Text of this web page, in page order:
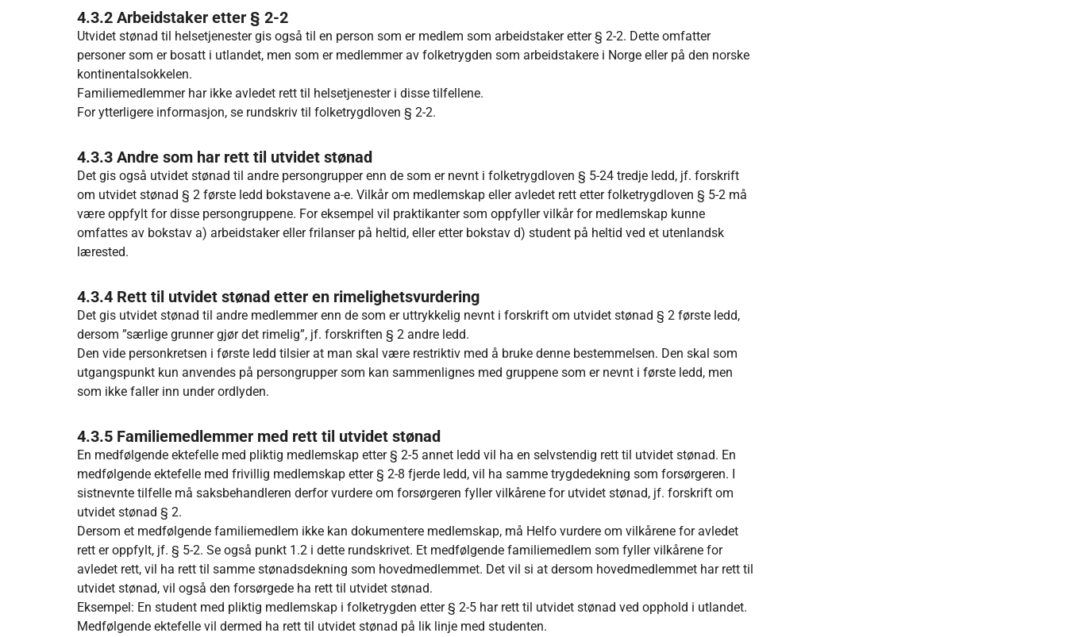
4.3.2 Arbeidstaker etter § 2-2
Utvidet stønad til helsetjenester gis også til en person som er medlem som arbeidstaker etter § 2-2. Dette omfatter
personer som er bosatt i utlandet, men som er medlemmer av folketrygden som arbeidstakere i Norge eller på den norske
kontinentalsokkelen.
Familiemedlemmer har ikke avledet rett til helsetjenester i disse tilfellene.
For ytterligere informasjon, se rundskriv til folketrygdloven § 2-2.
4.3.3 Andre som har rett til utvidet stønad
Det gis også utvidet stønad til andre persongrupper enn de som er nevnt i folketrygdloven § 5-24 tredje ledd, jf. forskrift
om utvidet stønad § 2 første ledd bokstavene a-e. Vilkår om medlemskap eller avledet rett etter folketrygdloven § 5-2 må
være oppfylt for disse persongruppene. For eksempel vil praktikanter som oppfyller vilkår for medlemskap kunne
omfattes av bokstav a) arbeidstaker eller frilanser på heltid, eller etter bokstav d) student på heltid ved et utenlandsk
lærested.
4.3.4 Rett til utvidet stønad etter en rimelighetsvurdering
Det gis utvidet stønad til andre medlemmer enn de som er uttrykkelig nevnt i forskrift om utvidet stønad § 2 første ledd,
dersom ”særlige grunner gjør det rimelig”, jf. forskriften § 2 andre ledd.
Den vide personkretsen i første ledd tilsier at man skal være restriktiv med å bruke denne bestemmelsen. Den skal som
utgangspunkt kun anvendes på persongrupper som kan sammenlignes med gruppene som er nevnt i første ledd, men
som ikke faller inn under ordlyden.
4.3.5 Familiemedlemmer med rett til utvidet stønad
En medfølgende ektefelle med pliktig medlemskap etter § 2-5 annet ledd vil ha en selvstendig rett til utvidet stønad. En
medfølgende ektefelle med frivillig medlemskap etter § 2-8 fjerde ledd, vil ha samme trygdedekning som forsørgeren. I
sistnevnte tilfelle må saksbehandleren derfor vurdere om forsørgeren fyller vilkårene for utvidet stønad, jf. forskrift om
utvidet stønad § 2.
Dersom et medfølgende familiemedlem ikke kan dokumentere medlemskap, må Helfo vurdere om vilkårene for avledet
rett er oppfylt, jf. § 5-2. Se også punkt 1.2 i dette rundskrivet. Et medfølgende familiemedlem som fyller vilkårene for
avledet rett, vil ha rett til samme stønadsdekning som hovedmedlemmet. Det vil si at dersom hovedmedlemmet har rett til
utvidet stønad, vil også den forsørgede ha rett til utvidet stønad.
Eksempel: En student med pliktig medlemskap i folketrygden etter § 2-5 har rett til utvidet stønad ved opphold i utlandet.
Medfølgende ektefelle vil dermed ha rett til utvidet stønad på lik linje med studenten.